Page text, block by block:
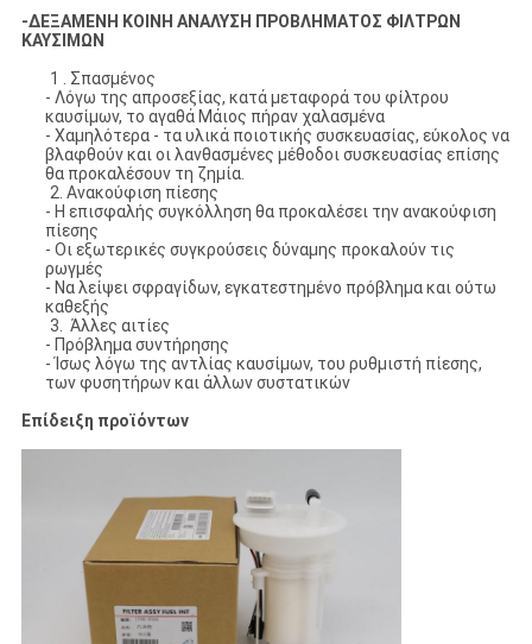
-ΔΕΞΑΜΕΝΗ ΚΟΙΝΗ ΑΝΑΛΥΣΗ ΠΡΟΒΛΗΜΑΤΟΣ ΦΙΛΤΡΩΝ
ΚΑΥΣΙΜΩΝ
1 . Σπασμένος
- Λόγω της απροσεξίας, κατά μεταφορά του φίλτρου
καυσίμων, το αγαθά Μάιος πήραν χαλασμένα
- Χαμηλότερα - τα υλικά ποιοτικής συσκευασίας, εύκολος να
βλαφθούν και οι λανθασμένες μέθοδοι συσκευασίας επίσης
θα προκαλέσουν τη ζημία.
2. Ανακούφιση πίεσης
- Η επισφαλής συγκόλληση θα προκαλέσει την ανακούφιση
πίεσης
- Οι εξωτερικές συγκρούσεις δύναμης προκαλούν τις
ρωγμές
- Να λείψει σφραγίδων, εγκατεστημένο πρόβλημα και ούτω
καθεξής
3. Άλλες αιτίες
- Πρόβλημα συντήρησης
- Ίσως λόγω της αντλίας καυσίμων, του ρυθμιστή πίεσης,
των φυσητήρων και άλλων συστατικών
Επίδειξη προϊόντων